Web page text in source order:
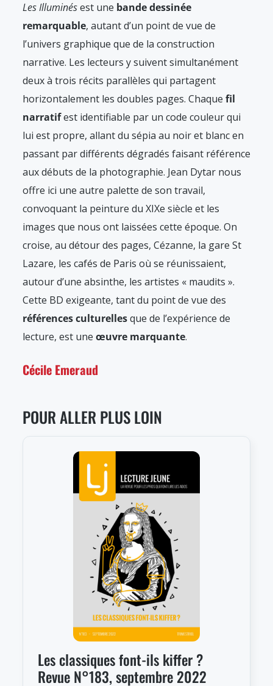
Les Illuminésest une bande dessinée
remarquable, autant d’un point de vue de
l’univers graphique que de la construction
narrative. Les lecteurs y suivent simultanément
deux à trois récits parallèles qui partagent
horizontalement les doubles pages. Chaque fil
narratifest identifiable par un code couleur qui
lui est propre, allant du sépia au noir et blanc en
passant par différents dégradés faisant référence
aux débuts de la photographie. Jean Dytar nous
offre ici une autre palette de son travail,
convoquant la peinture du XIXe siècle et les
images que nous ont laissées cette époque. On
croise, au détour des pages, Cézanne, la gare St
Lazare, les cafés de Paris où se réunissaient,
autour d’une absinthe, les artistes « maudits ».
Cette BD exigeante, tant du point de vue des
références culturellesque de l’expérience de
lecture, est une œuvre marquante.
Cécile Emeraud
POUR ALLER PLUS LOIN
Les classiques font-ils kiffer ?
Revue N°183, septembre 2022